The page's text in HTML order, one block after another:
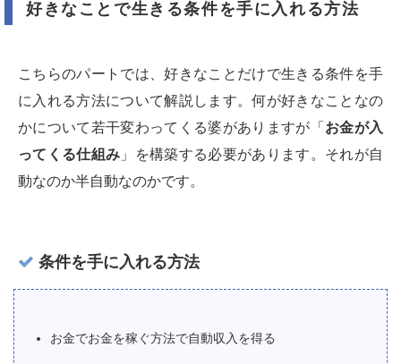
好きなことで生きる条件を手に入れる方法
こちらのパートでは、好きなことだけで生きる条件を手
に入れる方法について解説します。何が好きなことなの
かについて若干変わってくる婆がありますが「 お金が入
ってくる仕組み 」を構築する必要があります。それが自
動なのか半自動なのかです。
条件を手に入れる方法
お金でお金を稼ぐ方法で自動収入を得る